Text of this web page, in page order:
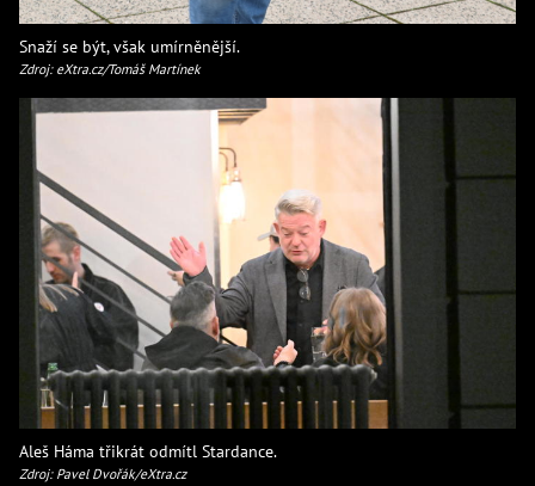
Snaží se být, však umírněnější.
Zdroj: eXtra.cz/Tomáš Martínek
Aleš Háma třikrát odmítl Stardance.
Zdroj: Pavel Dvořák/eXtra.cz